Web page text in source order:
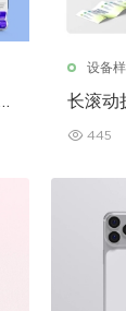
设备
长滚动
445